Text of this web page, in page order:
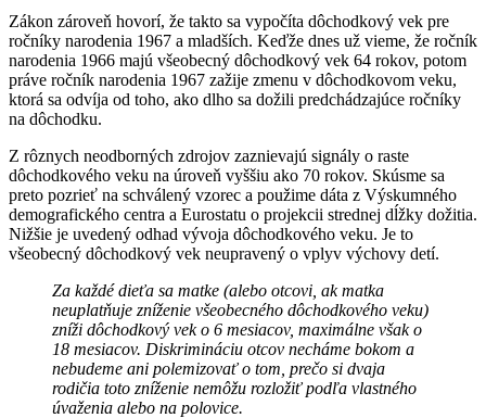
Zákon zároveň hovorí, že takto sa vypočíta dôchodkový vek pre
ročníky narodenia 1967 a mladších. Keďže dnes už vieme, že ročník
narodenia 1966 majú všeobecný dôchodkový vek 64 rokov, potom
práve ročník narodenia 1967 zažije zmenu v dôchodkovom veku,
ktorá sa odvíja od toho, ako dlho sa dožili predchádzajúce ročníky
na dôchodku.
Z rôznych neodborných zdrojov zaznievajú signály o raste
dôchodkového veku na úroveň vyššiu ako 70 rokov. Skúsme sa
preto pozrieť na schválený vzorec a použime dáta z Výskumného
demografického centra a Eurostatu o projekcii strednej dĺžky dožitia.
Nižšie je uvedený odhad vývoja dôchodkového veku. Je to
všeobecný dôchodkový vek neupravený o vplyv výchovy detí.
Za každé dieťa sa matke (alebo otcovi, ak matka
neuplatňuje zníženie všeobecného dôchodkového veku)
zníži dôchodkový vek o 6 mesiacov, maximálne však o
18 mesiacov. Diskrimináciu otcov necháme bokom a
nebudeme ani polemizovať o tom, prečo si dvaja
rodičia toto zníženie nemôžu rozložiť podľa vlastného
úvaženia alebo na polovice.